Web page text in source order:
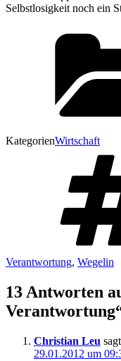
Selbstlosigkeit noch ein
KategorienWirtschaft
Verantwortung, Wegelin
13 Antworten
Christian Leu
29.01.2012 um